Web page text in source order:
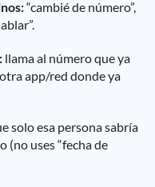
“cambié de número”,
llama al número que ya
app/red donde ya
solo esa persona sabría
(no uses “fecha de